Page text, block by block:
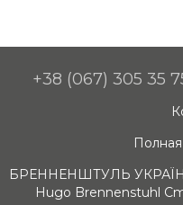
+38 (067) 305 35
БРЕННЕНШТУЛЬ УКРАЇНА
Hugo Brennenstuhl